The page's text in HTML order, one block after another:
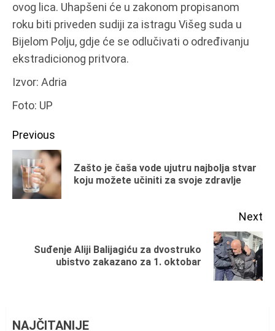
ovog lica. Uhapšeni će u zakonom propisanom
roku biti priveden sudiji za istragu Višeg suda u
Bijelom Polju, gdje će se odlučivati o određivanju
ekstradicionog pritvora.
Izvor: Adria
Foto: UP
Continue
Reading
Previous
Zašto je čaša vode ujutru najbolja stvar
koju možete učiniti za svoje zdravlje
Next
NextSuđenje Aliji Balijagiću za dvostruko
ubistvo zakazano za 1. oktobar
NAJČITANIJE